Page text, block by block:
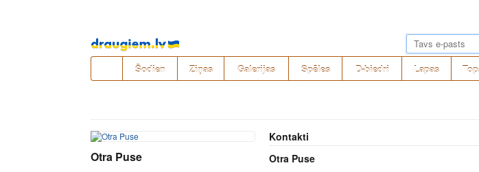
Pāriet
uz
saturu
Šodien Ziņas Galerijas Spēles D-biedri Lapas
Otra Puse
Kontakti
Otra Puse